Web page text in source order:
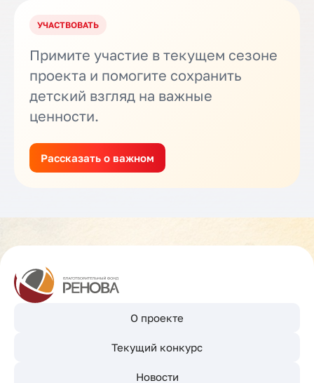
УЧАСТВОВАТЬ
Примите участие в текущем сезоне
проекта и помогите сохранить
детский взгляд на важные
ценности.
Рассказать о важном
О проекте
Текущий конкурс
Новости